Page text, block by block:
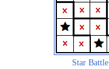
Star Battle